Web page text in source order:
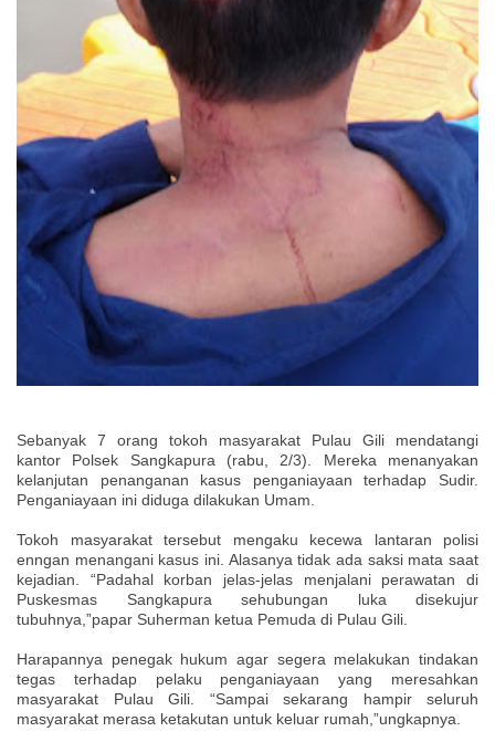
Sebanyak 7 orang tokoh masyarakat Pulau Gili mendatangi
kantor Polsek Sangkapura (rabu, 2/3). Mereka menanyakan
kelanjutan penanganan kasus penganiayaan terhadap Sudir.
Penganiayaan ini diduga dilakukan Umam.
Tokoh masyarakat tersebut mengaku kecewa lantaran polisi
enngan menangani kasus ini. Alasanya tidak ada saksi mata saat
kejadian. “Padahal korban jelas-jelas menjalani perawatan di
Puskesmas Sangkapura sehubungan luka disekujur
tubuhnya,”papar Suherman ketua Pemuda di Pulau Gili.
Harapannya penegak hukum agar segera melakukan tindakan
tegas terhadap pelaku penganiayaan yang meresahkan
masyarakat Pulau Gili. “Sampai sekarang hampir seluruh
masyarakat merasa ketakutan untuk keluar rumah,”ungkapnya.